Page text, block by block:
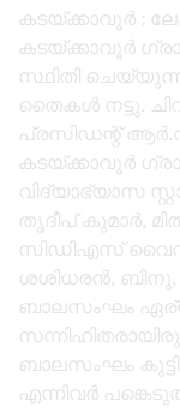
കടയ്ക്കാവൂർ :
കടയ്ക്കാവൂർ
സ്ഥിതി
തൈകൾ നട്ടു.
പ്രസിഡന്റ്
കടയ്ക്കാവൂർ
വിദ്യാഭ്യാസ
തൃദീപ് കുമാർ,
സിഡിഎസ്‌ വൈസ്
ശശിധരൻ, ബിനു,
ബാലസംഘം ഏര്യ
ബാലസംഘം
എന്നിവർ